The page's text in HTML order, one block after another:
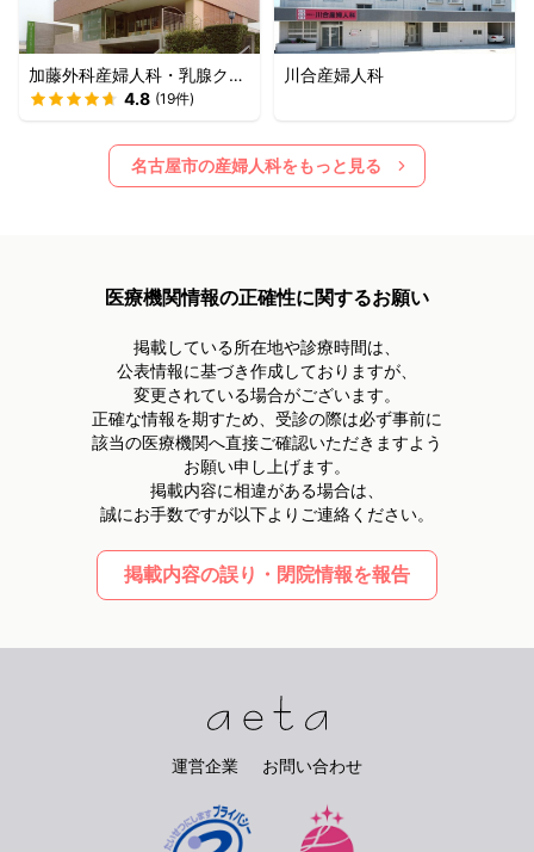
加藤外科産婦人科・乳腺クリ
ニック
4.8 (19件)
川合産婦人科
名古屋市の産婦人科をもっと見る
医療機関情報の正確性に関するお願い
掲載している所在地や診療時間は、
公表情報に基づき作成しておりますが、
変更されている場合がございます。
正確な情報を期すため、受診の際は必ず事前に
該当の医療機関へ直接ご確認いただきますよう
お願い申し上げます。
掲載内容に相違がある場合は、
誠にお手数ですが以下よりご連絡ください。
掲載内容の誤り・閉院情報を報告
運営企業 お問い合わせ